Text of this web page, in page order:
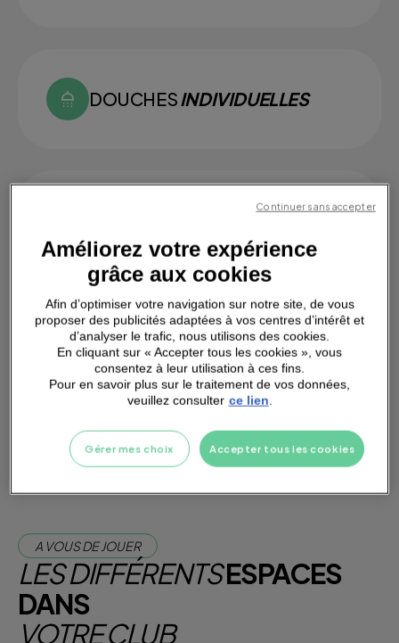
DOUCHESINDIVIDUELLES
PARKINGA PROXIMITÉ
Je m'abonne dès maintenant
Je teste la salle
A VOUS DE JOUER
LES DIFFÉRENTSESPACES
DANS
VOTRE CLUB
Améliorez votre expérience
grâce aux cookies
Afin d’optimiser votre navigation sur notre site, de vous
proposer des publicités adaptées à vos centres d’intérêt et
d’analyser le trafic, nous utilisons des cookies.
En cliquant sur « Accepter tous les cookies », vous
consentez à leur utilisation à ces fins.
Pour en savoir plus sur le traitement de vos données,
veuillez consulter ce lien.
Accepter tous les cookies
Gérer mes choix
Continuer sans accepter